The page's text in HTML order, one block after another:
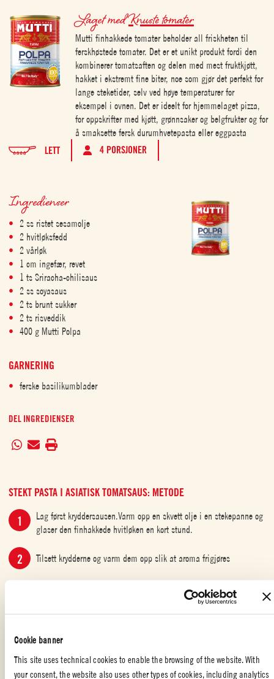
Cookie banner
This site uses technical cookies to enable the browsing of the website. With
your consent, the website also uses other types of cookies, including analytics
Laget medKnuste tomater
Mutti finhakkede tomater beholder all friskheten til
ferskhøstede tomater. Det er et unikt produkt fordi den
kombinerer tomatsaften og delen med mest fruktkjøtt,
hakket i ekstremt fine biter, noe som gjør det perfekt for
lange steketider, selv ved høye temperaturer for
eksempel i ovnen. Det er ideelt for hjemmelaget pizza,
for oppskrifter med kjøtt, grønnsaker og belgfrukter og for
å smaksette fersk durumhvetepasta eller eggpasta
LETT 4 PORSJONER
Ingredienser
2 ss ristet sesamolje
2 hvitløksfedd
2 vårløk
1 cm ingefær, revet
1 ts Sriracha-chilisaus
2 ss soyasaus
2 ts brunt sukker
2 ts risveddik
400 g Mutti Polpa
GARNERING
ferske basilikumblader
DEL INGREDIENSER
STEKT PASTA I ASIATISK TOMATSAUS: METODE
Lag først kryddersausen.Varm opp en skvett olje i en stekepanne og
glaser den finhakkede hvitløken en kort stund.
Tilsett krydderne og varm dem opp slik at aroma frigjøres
Hell i Mutti Polpa og la småkoke i 10 minutter.
av sesamoljen i en dyp stekepanne og stek den ferdigkokte
spagettien slik at den blir saftig.
Legg først opp tomatsaus og så stekt pasta på tallerkenen. Garner